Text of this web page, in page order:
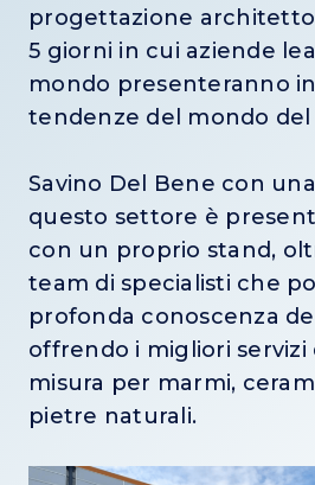
progettazione
5 giorni in cui aziende
mondo presenteranno
tendenze del mondo del
Savino Del Bene con
questo settore è
con un proprio stand,
team di specialisti che
profonda conoscenza
offrendo i migliori servizi
misura per marmi,
pietre naturali.